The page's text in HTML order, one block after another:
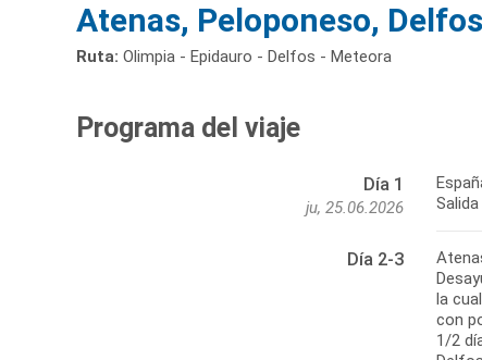
Atenas, Peloponeso,
Ruta: Olimpia - Epidauro - Delfos - Meteora
Programa del viaje
Día 1
ju, 25.06.2026
Día 2-3
la
con
1/2